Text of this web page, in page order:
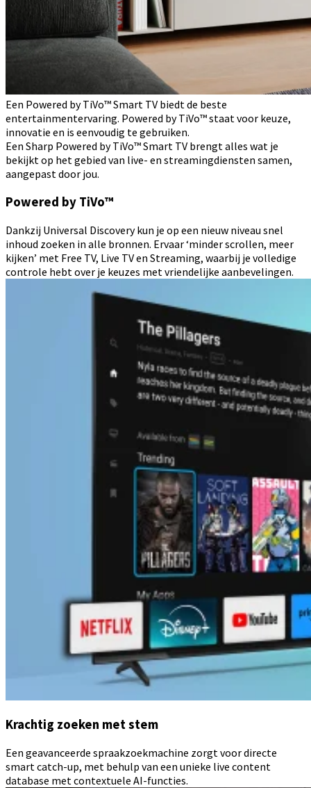
Een Powered by TiVo™ Smart TV biedt de beste
entertainmentervaring. Powered by TiVo™ staat voor keuze,
innovatie en is eenvoudig te gebruiken.
Een Sharp Powered by TiVo™ Smart TV brengt alles wat je
bekijkt op het gebied van live- en streamingdiensten samen,
aangepast door jou.
Powered by TiVo™
Dankzij Universal Discovery kun je op een nieuw niveau snel
inhoud zoeken in alle bronnen. Ervaar ‘minder scrollen, meer
kijken’ met Free TV, Live TV en Streaming, waarbij je volledige
controle hebt over je keuzes met vriendelijke aanbevelingen.
Krachtig zoeken met stem
Een geavanceerde spraakzoekmachine zorgt voor directe
smart catch-up, met behulp van een unieke live content
database met contextuele AI-functies.